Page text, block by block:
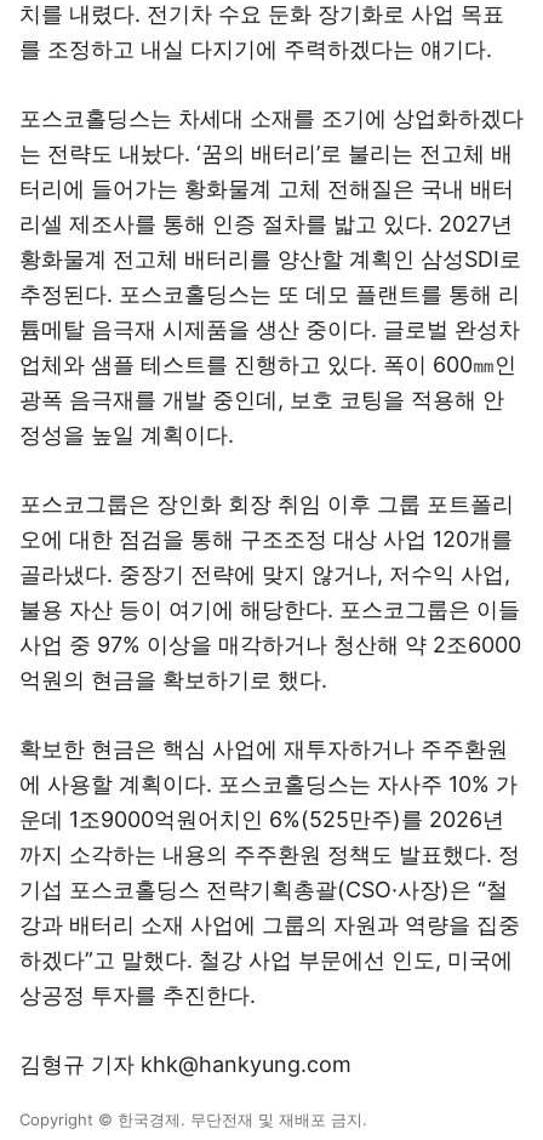
치를 내렸다. 전기차 수요 둔화 장기화로 사업 목표
를 조정하고 내실 다지기에 주력하겠다는 얘기다.
포스코홀딩스는 차세대 소재를 조기에 상업화하겠다
는 전략도 내놨다. ‘꿈의 배터리’로 불리는 전고체 배
터리에 들어가는 황화물계 고체 전해질은 국내 배터
리셀 제조사를 통해 인증 절차를 밟고 있다. 2027년
황화물계 전고체 배터리를 양산할 계획인 삼성SDI로
추정된다. 포스코홀딩스는 또 데모 플랜트를 통해 리
튬메탈 음극재 시제품을 생산 중이다. 글로벌 완성차
업체와 샘플 테스트를 진행하고 있다. 폭이 600㎜인
광폭 음극재를 개발 중인데, 보호 코팅을 적용해 안
정성을 높일 계획이다.
포스코그룹은 장인화 회장 취임 이후 그룹 포트폴리
오에 대한 점검을 통해 구조조정 대상 사업 120개를
골라냈다. 중장기 전략에 맞지 않거나, 저수익 사업,
불용 자산 등이 여기에 해당한다. 포스코그룹은 이들
사업 중 97% 이상을 매각하거나 청산해 약 2조6000
억원의 현금을 확보하기로 했다.
확보한 현금은 핵심 사업에 재투자하거나 주주환원
에 사용할 계획이다. 포스코홀딩스는 자사주 10% 가
운데 1조9000억원어치인 6%(525만주)를 2026년
까지 소각하는 내용의 주주환원 정책도 발표했다. 정
기섭 포스코홀딩스 전략기획총괄(CSO·사장)은 “철
강과 배터리 소재 사업에 그룹의 자원과 역량을 집중
하겠다”고 말했다. 철강 사업 부문에선 인도, 미국에
상공정 투자를 추진한다.
김형규 기자 khk@hankyung.com
Copyright © 한국경제. 무단전재 및 재배포 금지.